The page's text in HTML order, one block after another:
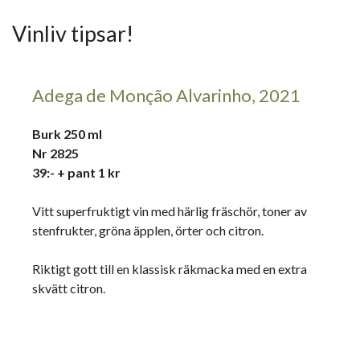
Vinliv tipsar!
Adega de Monção Alvarinho, 2021
Burk 250 ml
Nr 2825
39:- + pant 1 kr
Vitt superfruktigt vin med härlig fräschör, toner av
stenfrukter, gröna äpplen, örter och citron.
Riktigt gott till en klassisk räkmacka med en extra
skvätt citron.